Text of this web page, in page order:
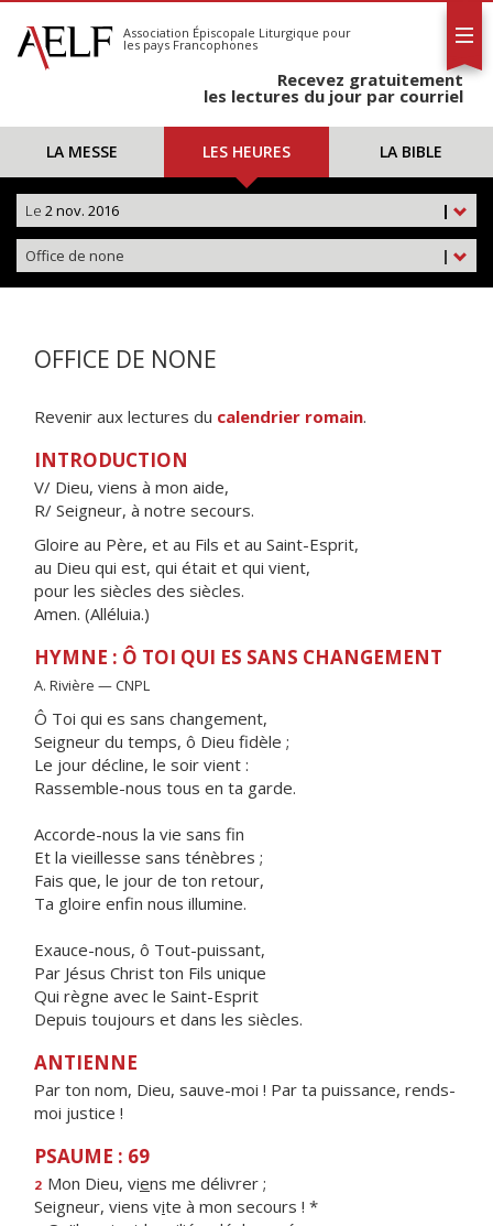
S'abonner
Calendrier
Association Épiscopale Liturgique pour
les pays Francophones
Recevez gratuitement
les lectures du jour par courriel
LA MESSE LES HEURES LA BIBLE
|
Le 2 nov. 2016
|
Office de none
OFFICE DE NONE
Revenir aux lectures du calendrier romain.
INTRODUCTION
V/ Dieu, viens à mon aide,
R/ Seigneur, à notre secours.
Gloire au Père, et au Fils et au Saint-Esprit,
au Dieu qui est, qui était et qui vient,
pour les siècles des siècles.
Amen. (Alléluia.)
HYMNE : Ô TOI QUI ES SANS CHANGEMENT
A. Rivière — CNPL
Ô Toi qui es sans changement,
Seigneur du temps, ô Dieu fidèle ;
Le jour décline, le soir vient :
Rassemble-nous tous en ta garde.
Accorde-nous la vie sans fin
Et la vieillesse sans ténèbres ;
Fais que, le jour de ton retour,
Ta gloire enfin nous illumine.
Exauce-nous, ô Tout-puissant,
Par Jésus Christ ton Fils unique
Qui règne avec le Saint-Esprit
Depuis toujours et dans les siècles.
ANTIENNE
Par ton nom, Dieu, sauve-moi ! Par ta puissance, rends-
moi justice !
PSAUME : 69
2 Mon Dieu, viens me délivrer ;
Seigneur, viens vite à mon secours ! *